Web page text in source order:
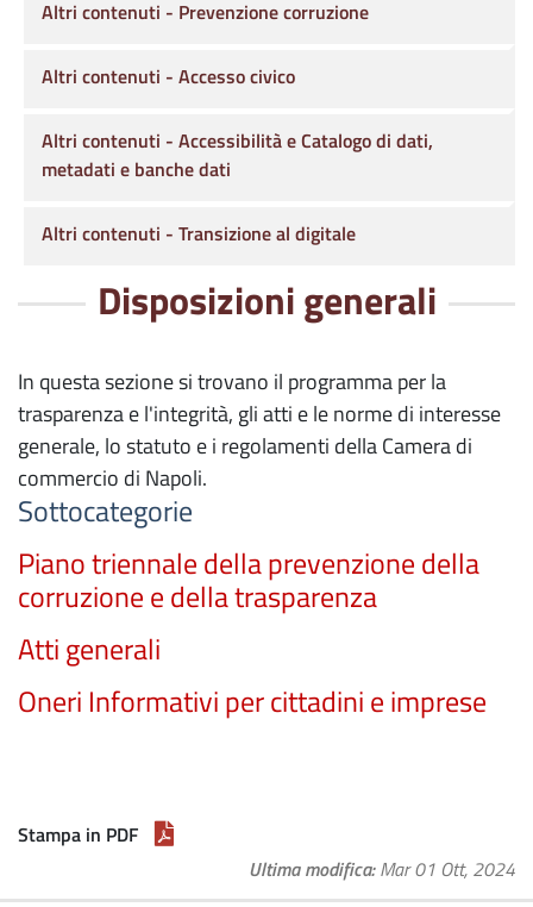
Disposizioni generali
In questa sezione si trovano il programma per la
trasparenza e l'integrità, gli atti e le norme di interesse
generale, lo statuto e i regolamenti della Camera di
commercio di Napoli.
Sottocategorie
Piano triennale della prevenzione della
corruzione e della trasparenza
Atti generali
Oneri Informativi per cittadini e imprese
Stampa in PDF
Ultima modifica Mar 01 Ott, 2024
Altri contenuti - Prevenzione corruzione
Altri contenuti - Accesso civico
Altri contenuti - Accessibilità e Catalogo di dati,
metadati e banche dati
Altri contenuti - Transizione al digitale